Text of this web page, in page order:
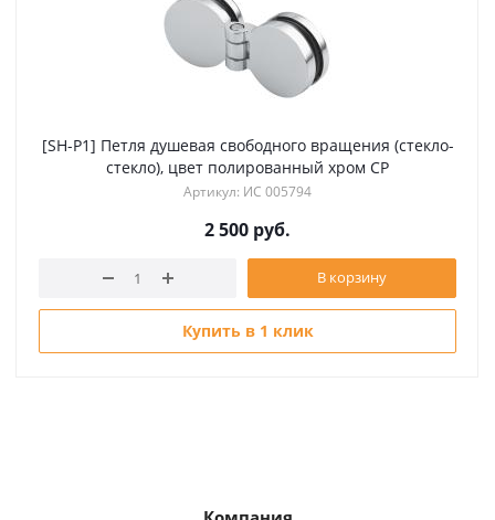
[SH-P1] Петля душевая свободного вращения (стекло-
стекло), цвет полированный хром CP
Артикул: ИС 005794
2 500 руб.
В корзину
Купить в 1 клик